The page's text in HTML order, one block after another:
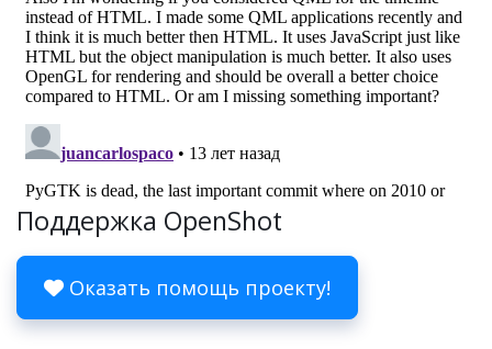
Поддержка OpenShot
Оказать помощь проекту!